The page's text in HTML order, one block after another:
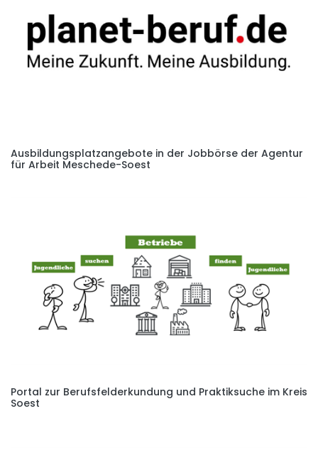
Ausbildungsplatzangebote in der Jobbörse der Agentur
für Arbeit Meschede-Soest
Portal zur Berufsfelderkundung und Praktiksuche im Kreis
Soest